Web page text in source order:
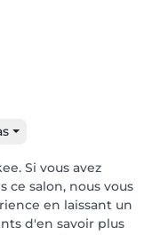
Si vous avez
ce salon, nous vous
en laissant un
d'en savoir plus